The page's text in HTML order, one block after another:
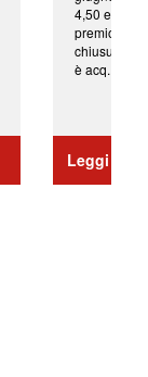
4,50 euro
premio di
chiusura
è acq...
Leggi di